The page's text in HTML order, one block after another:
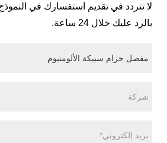
لا تتردد في تقديم استفسارك في
بالرد عليك خلال 24 ساعة.